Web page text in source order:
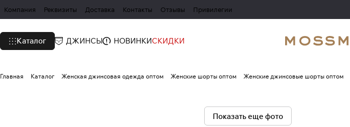
Компания Реквизиты Доставка Контакты Отзывы Привилегии
Каталог ДЖИНСЫ НОВИНКИСКИДКИ
Главная Каталог Женская джинсовая одежда оптом Женские шорты оптом Женские джинсовые шорты оптом
Показать еще фото